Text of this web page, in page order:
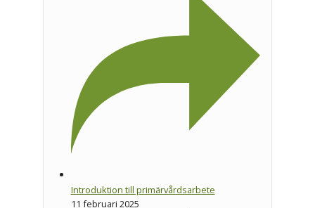
Introduktion till primärvårdsarbete
11 februari 2025